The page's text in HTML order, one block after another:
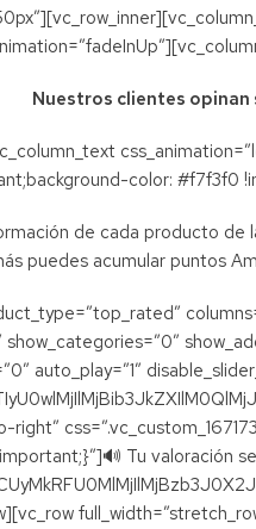
Nuestros clientes
color: #f7f3f0
de cada producto
puedes acumular puntos
show_categories=”0″
auto_play=”1″
Tu valoración